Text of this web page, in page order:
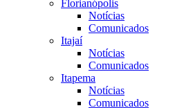
Florianópolis
Notícias
Comunicados
Itajaí
Notícias
Comunicados
Itapema
Notícias
Comunicados